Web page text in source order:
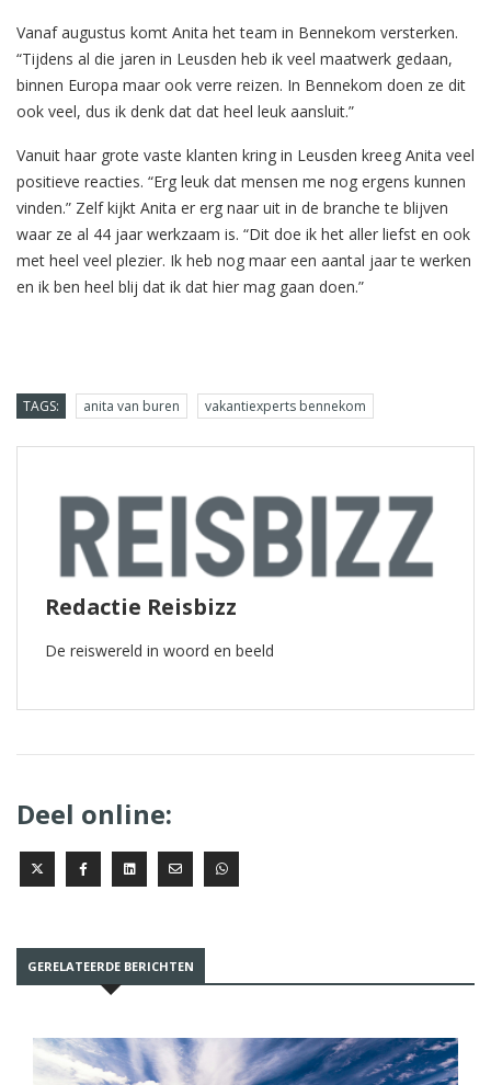
Vanaf augustus komt Anita het team in Bennekom versterken.
“Tijdens al die jaren in Leusden heb ik veel maatwerk gedaan,
binnen Europa maar ook verre reizen. In Bennekom doen ze dit
ook veel, dus ik denk dat dat heel leuk aansluit.”
Vanuit haar grote vaste klanten kring in Leusden kreeg Anita veel
positieve reacties. “Erg leuk dat mensen me nog ergens kunnen
vinden.” Zelf kijkt Anita er erg naar uit in de branche te blijven
waar ze al 44 jaar werkzaam is. “Dit doe ik het aller liefst en ook
met heel veel plezier. Ik heb nog maar een aantal jaar te werken
en ik ben heel blij dat ik dat hier mag gaan doen.”
TAGS: anita van buren vakantiexperts bennekom
Redactie Reisbizz
De reiswereld in woord en beeld
Deel online:
GERELATEERDE BERICHTEN